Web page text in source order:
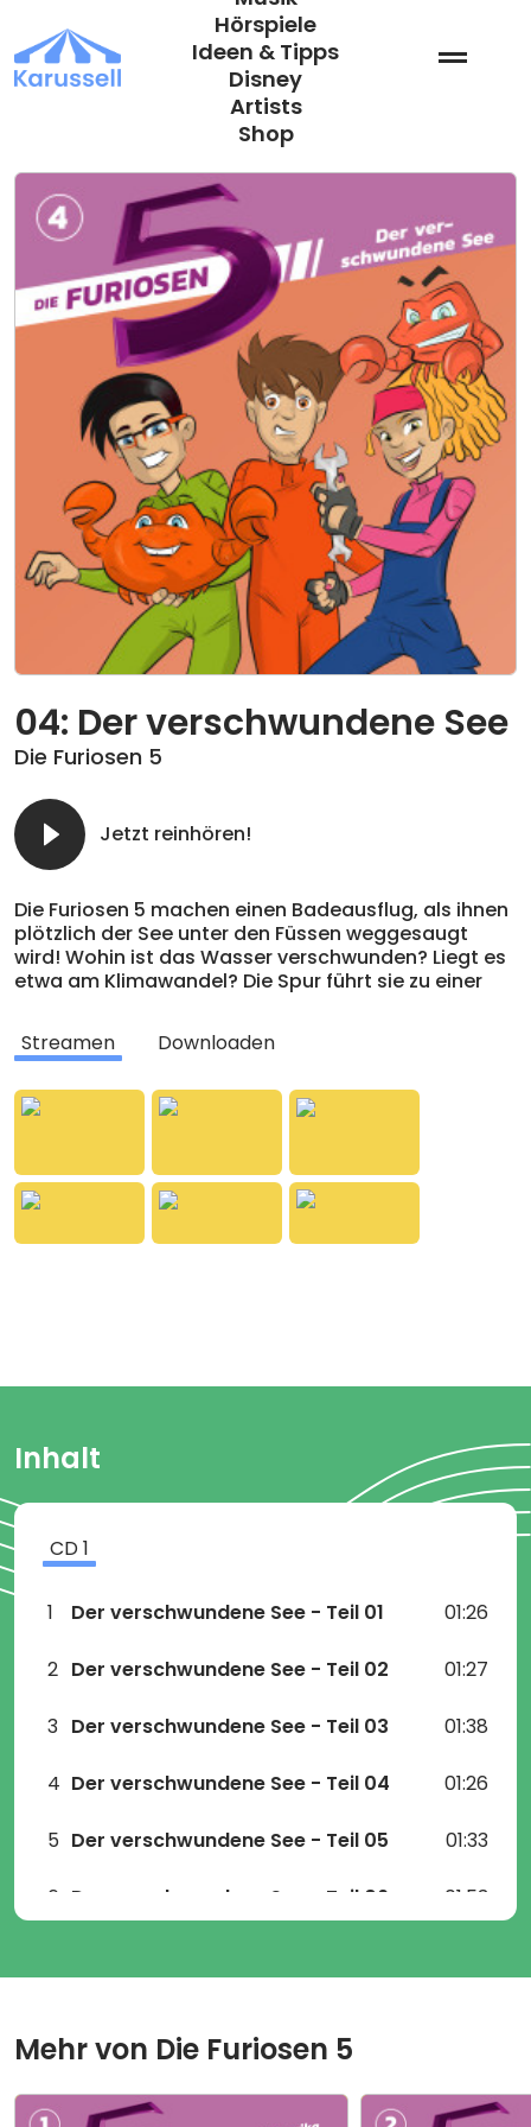
Inhalt
springen
Hörspiele
Ideen & Tipps
Disney
Artists
Shop
04: Der verschwundene See
Die Furiosen 5
Jetzt reinhören!
Die Furiosen 5 machen einen Badeausflug, als ihnen
plötzlich der See unter den Füssen weggesaugt
wird! Wohin ist das Wasser verschwunden? Liegt es
etwa am Klimawandel? Die Spur führt sie zu einer
Teams plötzlich unter Wasser gezogen. Der Rest
des Teams versucht mit einem selbst erfundenen
Hyperhydrofahrzeug ist natürlich ein U-Boot
gemeint, hört sich aber cooler an …!
Spielzeit ca. 48 Minuten
Empfohlen für kleine und große Leute ab 6 Jahren.
Streamen Downloaden
Inhalt
CD1
1 Der verschwundene See - Teil 01 01:26
2 Der verschwundene See - Teil 02 01:27
3 Der verschwundene See - Teil 03 01:38
4 Der verschwundene See - Teil 04 01:26
5 Der verschwundene See - Teil 05 01:33
6 Der verschwundene See - Teil 06 01:53
9 Der verschwundene See - Teil 09
Mehr von Die Furiosen 5